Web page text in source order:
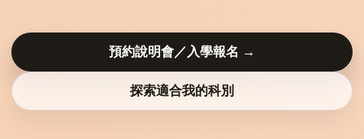
預約說明會／入學報名 →
探索適合我的科別